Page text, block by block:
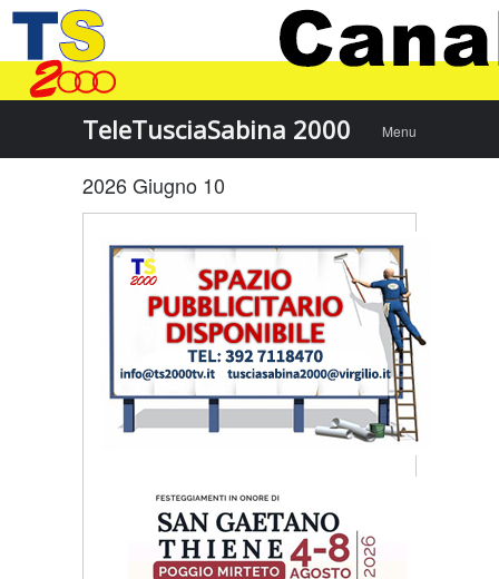
TeleTusciaSabina 2000
content
Menu
2026 Giugno 10